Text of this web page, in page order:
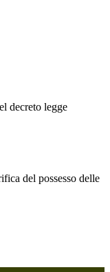
decreto legge
del possesso delle